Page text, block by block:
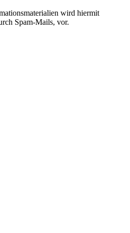
wird hiermit
Spam-Mails, vor.